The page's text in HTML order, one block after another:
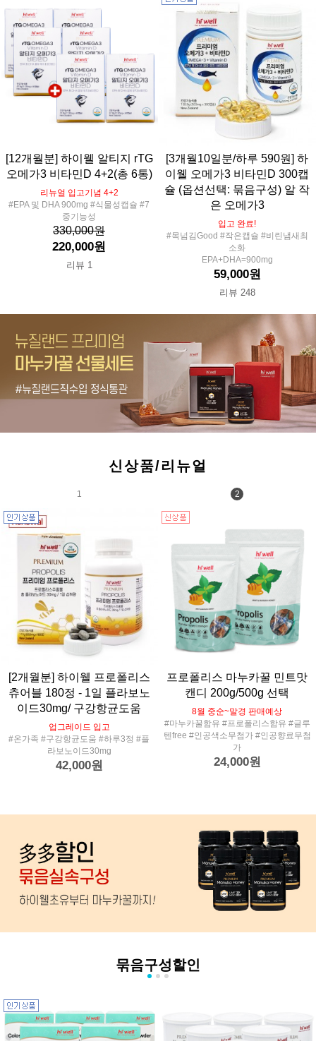
[12개월분] 하이웰 알티지 rTG
오메가3 비타민D 4+2(총 6통)
리뉴얼 입고기념 4+2
#EPA 및 DHA 900mg #식물성캡슐 #7
중기능성
330,000원
220,000원
리뷰 1
[3개월10일분/하루 590원] 하
이웰 오메가3 비타민D 300캡
슐 (옵션선택: 묶음구성) 알 작
은 오메가3
입고 완료!
#목넘김Good #작은캡슐 #비린냄새최
소화
EPA+DHA=900mg
59,000원
리뷰 248
신상품/리뉴얼
1 2
[2개월분] 하이웰 프로폴리스
츄어블 180정 - 1일 플라보노
이드30mg/ 구강항균도움
업그레이드 입고
#온가족 #구강항균도움 #하루3정 #플
라보노이드30mg
42,000원
프로폴리스 마누카꿀 민트맛
캔디 200g/500g 선택
8월 중순~말경 판매예상
#마누카꿀함유 #프로폴리스함유 #글루
텐free #인공색소무첨가 #인공향료무첨
가
24,000원
묶음구성할인